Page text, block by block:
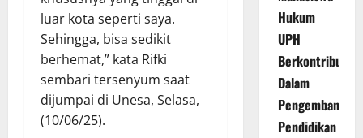
luar kota seperti saya.
Sehingga, bisa sedikit
berhemat,” kata Rifki
sembari tersenyum saat
dijumpai di Unesa, Selasa,
(10/06/25).
Hukum
UPH
Berkontribusi
Dalam
Pengembangan
Pendidikan